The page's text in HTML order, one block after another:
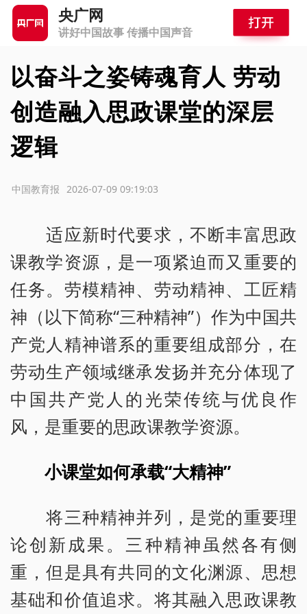
央广网
讲好中国故事 传播中国声音
以奋斗之姿铸魂育人 劳动
创造融入思政课堂的深层
逻辑
2026-07-09 09:19:03
中国教育报
适应新时代要求，不断丰富思政
课教学资源，是一项紧迫而又重要的
任务。劳模精神、劳动精神、工匠精
神（以下简称“三种精神”）作为中国共
产党人精神谱系的重要组成部分，在
劳动生产领域继承发扬并充分体现了
中国共产党人的光荣传统与优良作
风，是重要的思政课教学资源。
小课堂如何承载“大精神”
将三种精神并列，是党的重要理
论创新成果。三种精神虽然各有侧
重，但是具有共同的文化渊源、思想
基础和价值追求。将其融入思政课教